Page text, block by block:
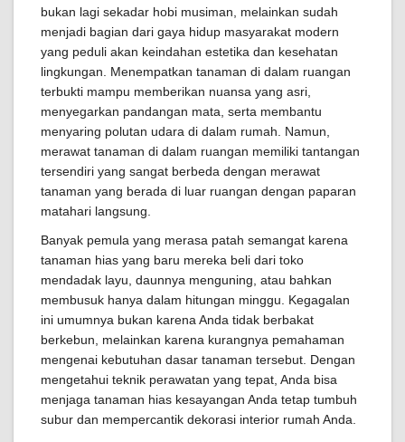
bukan lagi sekadar hobi musiman, melainkan sudah
menjadi bagian dari gaya hidup masyarakat modern
yang peduli akan keindahan estetika dan kesehatan
lingkungan. Menempatkan tanaman di dalam ruangan
terbukti mampu memberikan nuansa yang asri,
menyegarkan pandangan mata, serta membantu
menyaring polutan udara di dalam rumah. Namun,
merawat tanaman di dalam ruangan memiliki tantangan
tersendiri yang sangat berbeda dengan merawat
tanaman yang berada di luar ruangan dengan paparan
matahari langsung.
Banyak pemula yang merasa patah semangat karena
tanaman hias yang baru mereka beli dari toko
mendadak layu, daunnya menguning, atau bahkan
membusuk hanya dalam hitungan minggu. Kegagalan
ini umumnya bukan karena Anda tidak berbakat
berkebun, melainkan karena kurangnya pemahaman
mengenai kebutuhan dasar tanaman tersebut. Dengan
mengetahui teknik perawatan yang tepat, Anda bisa
menjaga tanaman hias kesayangan Anda tetap tumbuh
subur dan mempercantik dekorasi interior rumah Anda.